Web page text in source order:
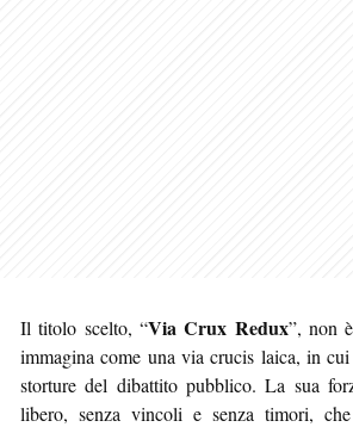
Il titolo scelto, “Via Crux Redux”, non
immagina come una via crucis laica, in
storture del dibattito pubblico. La sua
libero, senza vincoli e senza timori,